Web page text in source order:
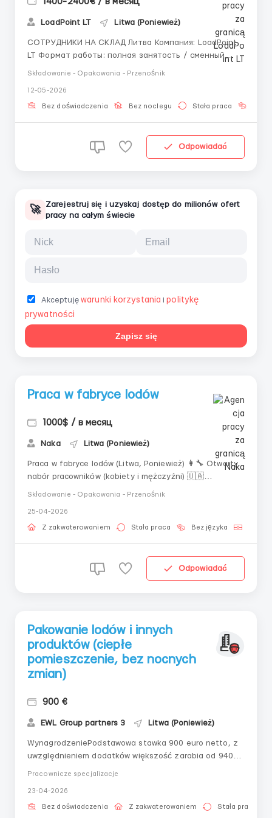
LoadPoint LT Litwa (Poniewież)
СОТРУДНИКИ НА СКЛАД Литва Компания: LoadPoint
LT Формат работы: полная занятость / сменный
график Важно: обязательное нахождение в Литве О
сотрудников для работы на складах и логистических
объектах в Литве. Сейчас открыты вакансии: &m...
Składowanie - Opakowania - Przenośnik
12-05-2026
Bez doświadczenia Bez noclegu Stała praca
Odpowiadać
🚀
Zarejestruj się i uzyskaj dostęp do milionów ofert
pracy na całym świecie
Akceptujęwarunki korzystania i politykę
prywatności
Zapisz się
Praca w fabryce lodów
1000$ / в месяц
Naka Litwa (Poniewież)
Praca w fabryce lodów (Litwa, Poniewież) 👩‍🔧 Otwarty
nabór pracowników (kobiety i mężczyźni) 🇺🇦
Zapraszamy kandydatów z Ukrainy 🚌 Zorganizowany
€/godz. (netto) • 850–1000 € miesięcznie na rękę •
1200–1...
Składowanie - Opakowania - Przenośnik
25-04-2026
Z zakwaterowaniem Stała praca Bez języka
Odpowiadać
Pakowanie lodów i innych
produktów (ciepłe
pomieszczenie, bez nocnych
zmian)
900 €
EWL Group partners 3 Litwa (Poniewież)
WynagrodzeniePodstawowa stawka 900 euro netto, z
uwzględnieniem dodatków większość zarabia od 940
produkującej lody i inne produkty mleczne.Obowiązki:
stanowisko pakowacza, ręczne pakowanie serowych
Pracownicze specjalizacje
23-04-2026
Bez doświadczenia Z zakwaterowaniem Stała praca